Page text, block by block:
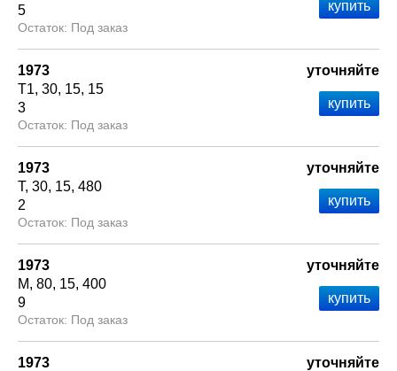
5
Под заказ
1973
Т1 30 15 15
3
Под заказ
уточняйте
1973
Т 30 15 480
2
Под заказ
уточняйте
1973
М 80 15 400
9
Под заказ
уточняйте
1973
уточняйте